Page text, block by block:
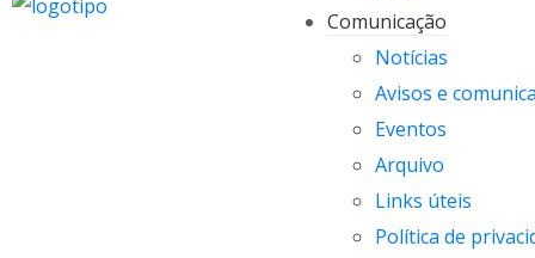
Comunicação
Notícias
Avisos e
Eventos
Arquivo
Links úteis
Política de